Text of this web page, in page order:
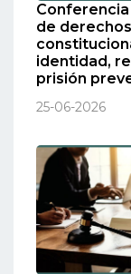
de
identidad,
prisión
25-06-2026